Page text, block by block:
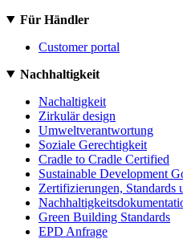
Für Händler
Customer portal
Nachhaltigkeit
Nachaltigkeit
Zirkulär design
Umweltverantwortung
Soziale Gerechtigkeit
Cradle to Cradle Certified
Sustainable Development
Zertifizierungen, Standards
Green Building Standards
EPD Anfrage